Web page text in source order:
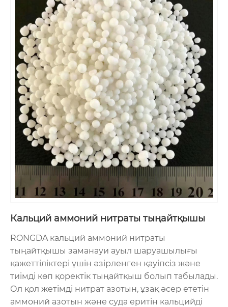
Кальций аммоний нитраты тыңайтқышы
RONGDA кальций аммоний нитраты
тыңайтқышы заманауи ауыл шаруашылығы
қажеттіліктері үшін әзірленген қауіпсіз және
тиімді көп қоректік тыңайтқыш болып табылады.
Ол қол жетімді нитрат азотын, ұзақ әсер ететін
аммоний азотын және суда еритін кальцийді